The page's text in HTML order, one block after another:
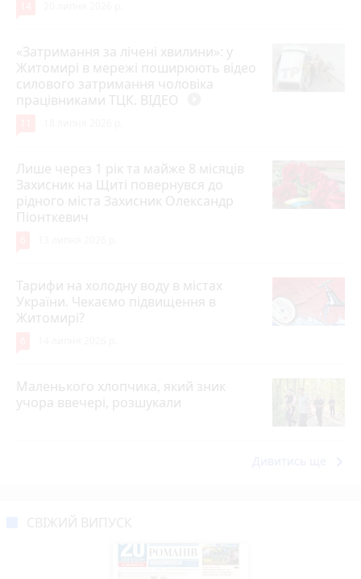
«Затримання за лічені хвилини»: у
Житомирі в мережі поширюють відео
силового затримання чоловіка
працівниками ТЦК. ВІДЕО
Лише через 1 рік та майже 8 місяців
Захисник на Щиті повернувся до
рідного міста Захисник Олександр
Піонткевич
Тарифи на холодну воду в містах
України. Чекаємо підвищення в
Житомирі?
Маленького хлопчика, який зник
учора ввечері, розшукали